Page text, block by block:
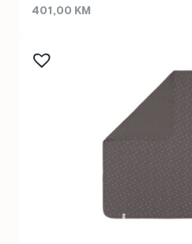
price
401,00 KM
price